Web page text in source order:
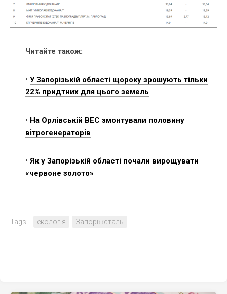
Читайте також:
• У Запорізькій області щороку зрошують тільки
22% придтних для цього земель
• На Орлівській ВЕС змонтували половину
вітрогенераторів
• Як у Запорізькій області почали вирощувати
«червоне золото»
Tags: екологія Запоріжсталь